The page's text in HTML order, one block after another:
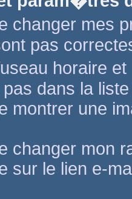
changer mes
pas
horaire
dans la
montrer une
changer mon
sur le lien e-